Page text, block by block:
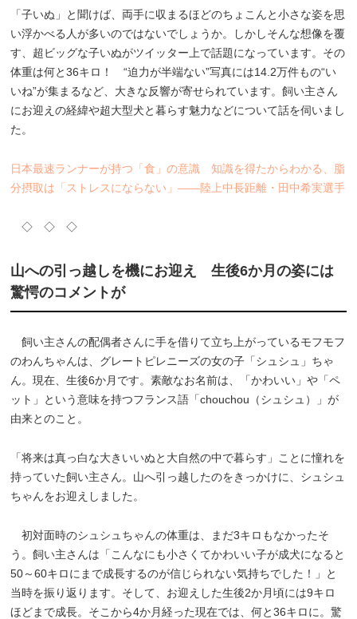
「子いぬ」と聞けば、両手に収まるほどのちょこんと小さな姿を思
い浮かべる人が多いのではないでしょうか。しかしそんな想像を覆
す、超ビッグな子いぬがツイッター上で話題になっています。その
体重は何と36キロ！ “迫力が半端ない”写真には14.2万件もの“い
いね”が集まるなど、大きな反響が寄せられています。飼い主さん
にお迎えの経緯や超大型犬と暮らす魅力などについて話を伺いまし
た。
日本最速ランナーが持つ「食」の意識 知識を得たからわかる、脂
分摂取は「ストレスにならない」――陸上中長距離・田中希実選手
◇ ◇ ◇
山への引っ越しを機にお迎え 生後6か月の姿には
驚愕のコメントが
飼い主さんの配偶者さんに手を借りて立ち上がっているモフモフ
のわんちゃんは、グレートピレニーズの女の子「シュシュ」ちゃ
ん。現在、生後6か月です。素敵なお名前は、「かわいい」や「ペ
ット」という意味を持つフランス語「chouchou（シュシュ）」が
由来とのこと。
「将来は真っ白な大きいいぬと大自然の中で暮らす」ことに憧れを
持っていた飼い主さん。山へ引っ越したのをきっかけに、シュシュ
ちゃんをお迎えしました。
初対面時のシュシュちゃんの体重は、まだ3キロもなかったそ
う。飼い主さんは「こんなにも小さくてかわいい子が成犬になると
50～60キロにまで成長するのが信じられない気持ちでした！」と
当時を振り返ります。そして、お迎えした生後2か月頃には9キロ
ほどまで成長。そこから4か月経った現在では、何と36キロに。驚